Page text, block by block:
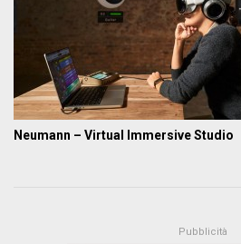
Neumann – Virtual Immersive Studio